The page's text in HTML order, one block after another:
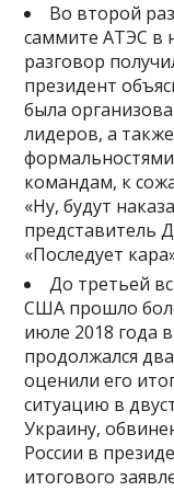
Во второй
саммите АТЭС в
разговор
президент
была
лидеров, а
командам, к
«Ну, будут
представитель
«Последует
До третьей
США прошло
июле 2018 года
продолжался
оценили его
ситуацию в
Украину,
России в
итогового